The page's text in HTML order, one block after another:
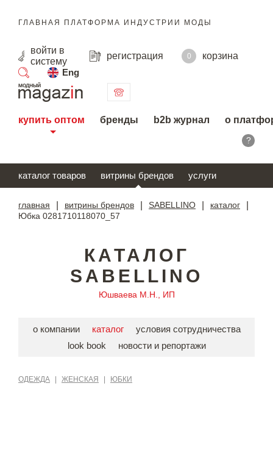
ГЛАВНАЯ ПЛАТФОРМА ИНДУСТРИИ МОДЫ
войти в
систему
регистрация 0
корзина
Eng
поиск
купить оптом бренды b2b журнал о
?
каталог товаров витрины брендов услуги
главная витрины брендов SABELLINO каталог
Юбка 0281710118070_57
КАТАЛОГ
SABELLINO
Юшваева М.Н., ИП
о компании каталог
условия сотрудничества
look book
новости и репортажи
ОДЕЖДА ЖЕНСКАЯ ЮБКИ